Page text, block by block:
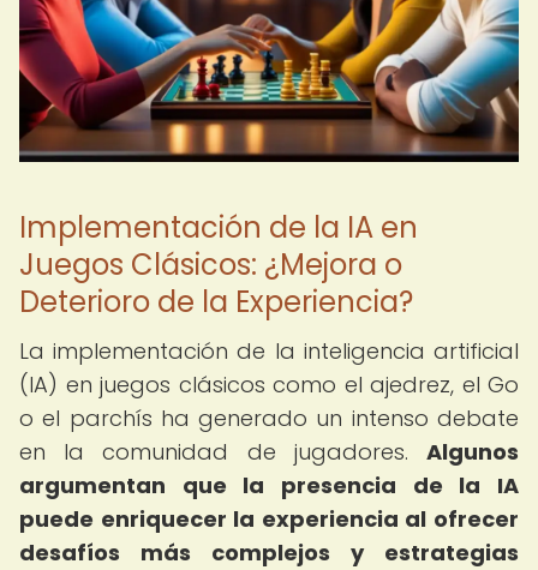
Implementación de la IA en
Juegos Clásicos: ¿Mejora o
Deterioro de la Experiencia?
La implementación de la inteligencia artificial
(IA) en juegos clásicos como el ajedrez, el Go
o el parchís ha generado un intenso debate
en la comunidad de jugadores. Algunos
argumentan que la presencia de la IA
puede enriquecer la experiencia al ofrecer
desafíos más complejos y estrategias